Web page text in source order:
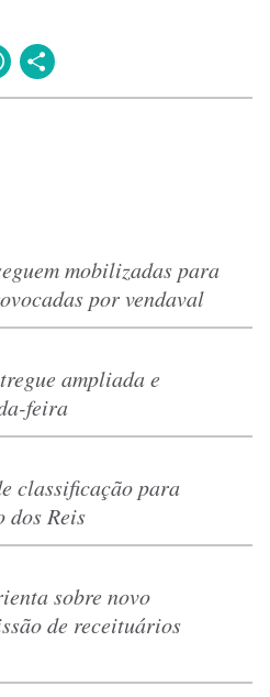
WhatsApp
mobilizadas para
por vendaval
ampliada e
feira
classificação para
dos Reis
sobre novo
de receituários